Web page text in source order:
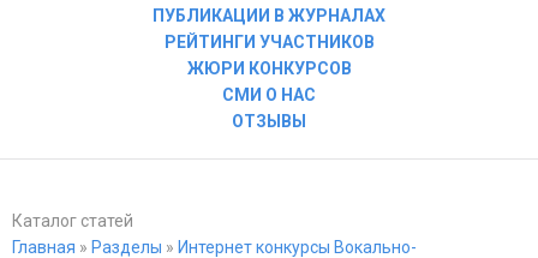
ПУБЛИКАЦИИ В ЖУРНАЛАХ
РЕЙТИНГИ УЧАСТНИКОВ
ЖЮРИ КОНКУРСОВ
СМИ О НАС
ОТЗЫВЫ
Каталог статей
Главная » Разделы » Интернет конкурсы Вокально-